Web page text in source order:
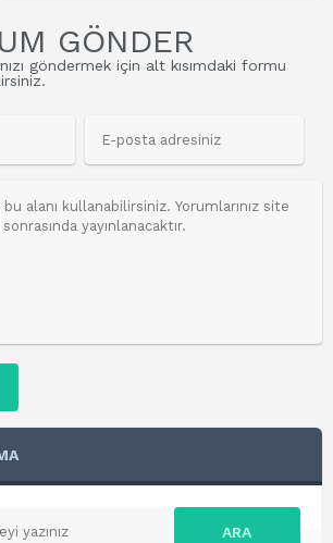
GÖNDER
göndermek için alt kısımdaki formu
ARA